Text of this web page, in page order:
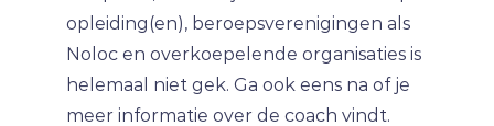
opleiding(en), beroepsverenigingen als
Noloc en overkoepelende organisaties is
helemaal niet gek. Ga ook eens na of je
meer informatie over de coach vindt.